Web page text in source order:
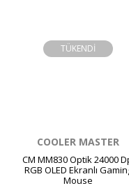
TÜKENDİ
COOLER MASTER
CM MM830 Optik 24000
RGB OLED Ekranlı
Mouse